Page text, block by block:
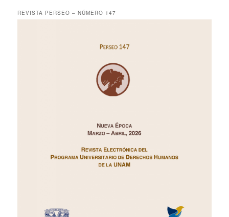
REVISTA PERSEO – NÚMERO 147